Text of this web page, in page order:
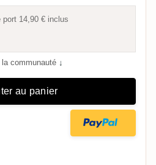
port 14,90 € inclus
communauté ↓
au panier